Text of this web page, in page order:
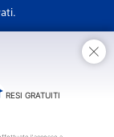
RESI GRATUITI
×